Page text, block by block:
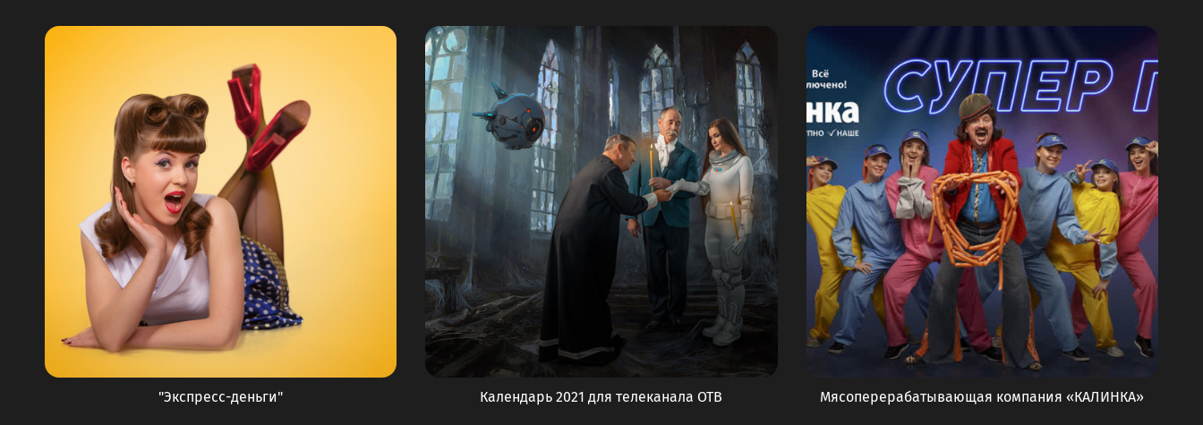
"Экспресс-деньги" Календарь 2021 для телеканала ОТВ Мясоперерабатывающая компания «КАЛИНКА»